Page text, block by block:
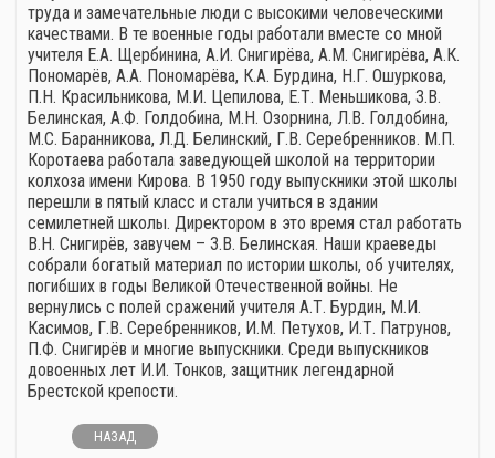
труда и замечательные люди с высокими человеческими
качествами. В те военные годы работали вместе со мной
учителя Е.А. Щербинина, А.И. Снигирёва, А.М. Снигирёва, А.К.
Пономарёв, А.А. Пономарёва, К.А. Бурдина, Н.Г. Ошуркова,
П.Н. Красильникова, М.И. Цепилова, Е.Т. Меньшикова, З.В.
Белинская, А.Ф. Голдобина, М.Н. Озорнина, Л.В. Голдобина,
М.С. Баранникова, Л.Д. Белинский, Г.В. Серебренников. М.П.
Коротаева работала заведующей школой на территории
колхоза имени Кирова. В 1950 году выпускники этой школы
перешли в пятый класс и стали учиться в здании
семилетней школы. Директором в это время стал работать
В.Н. Снигирёв, завучем – З.В. Белинская. Наши краеведы
собрали богатый материал по истории школы, об учителях,
погибших в годы Великой Отечественной войны. Не
вернулись с полей сражений учителя А.Т. Бурдин, М.И.
Касимов, Г.В. Серебренников, И.М. Петухов, И.Т. Патрунов,
П.Ф. Снигирёв и многие выпускники. Среди выпускников
довоенных лет И.И. Тонков, защитник легендарной
Брестской крепости.
НАЗАД